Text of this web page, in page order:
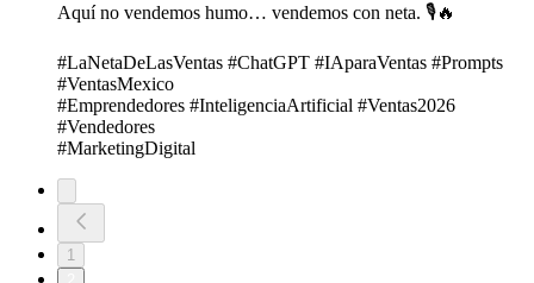
Aquí no vendemos humo… vendemos con neta. 🎙️🔥
#LaNetaDeLasVentas #ChatGPT #IAparaVentas #Prompts
#VentasMexico
#Emprendedores #InteligenciaArtificial #Ventas2026
#Vendedores
#MarketingDigital
1